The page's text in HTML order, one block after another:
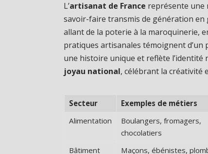
L’artisanat de France représente une
savoir-faire transmis de génération
allant de la poterie à la maroquinerie,
pratiques artisanales témoignent
une histoire unique et reflète l’identité
joyau national, célébrant la créativité
Secteur Exemples de métiers
Alimentation
Boulangers, fromagers,
chocolatiers
Bâtiment Maçons, ébénistes,